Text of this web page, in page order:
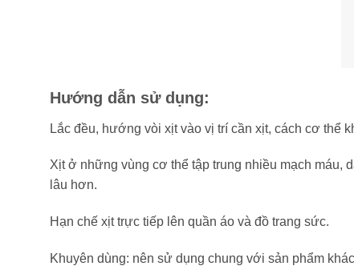
Hướng dẫn sử dụng:
Lắc đều, hướng vòi xịt vào vị trí cần xịt, cách cơ thể
Xịt ở những vùng cơ thể tập trung nhiều mạch máu,
lâu hơn.
Hạn chế xịt trực tiếp lên quần áo và đồ trang sức.
Khuyên dùng: nên sử dụng chung với sản phẩm